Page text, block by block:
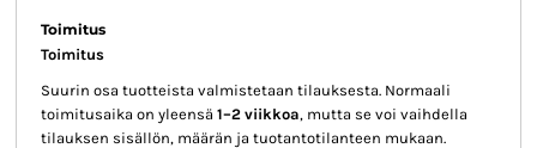
Toimitus
Toimitus
Suurin osa tuotteista valmistetaan tilauksesta. Normaali
toimitusaika on yleensä 1–2 viikkoa, mutta se voi vaihdella
tilauksen sisällön, määrän ja tuotantotilanteen mukaan.